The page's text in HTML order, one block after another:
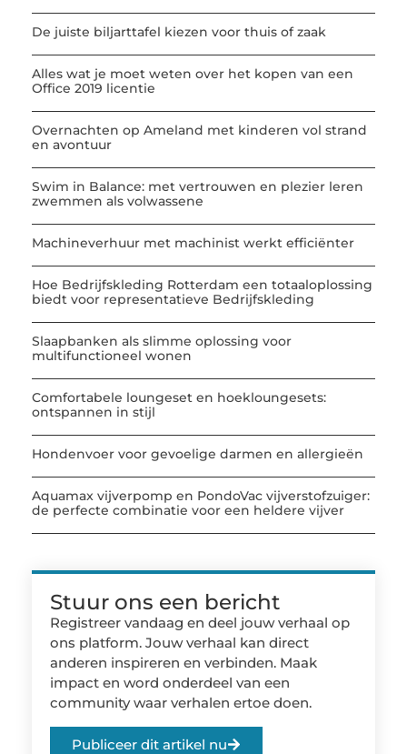
De juiste biljarttafel kiezen voor thuis of zaak
Alles wat je moet weten over het kopen van een
Office 2019 licentie
Overnachten op Ameland met kinderen vol strand
en avontuur
Swim in Balance: met vertrouwen en plezier leren
zwemmen als volwassene
Machineverhuur met machinist werkt efficiënter
Hoe Bedrijfskleding Rotterdam een totaaloplossing
biedt voor representatieve Bedrijfskleding
Slaapbanken als slimme oplossing voor
multifunctioneel wonen
Comfortabele loungeset en hoekloungesets:
ontspannen in stijl
Hondenvoer voor gevoelige darmen en allergieën
Aquamax vijverpomp en PondoVac vijverstofzuiger:
de perfecte combinatie voor een heldere vijver
Stuur ons een bericht
Registreer vandaag en deel jouw verhaal op
ons platform. Jouw verhaal kan direct
anderen inspireren en verbinden. Maak
impact en word onderdeel van een
community waar verhalen ertoe doen.
Publiceer dit artikel nu